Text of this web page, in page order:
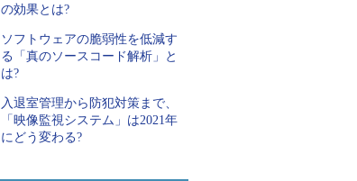
の効果とは?
ソフトウェアの脆弱性を低減す
る「真のソースコード解析」と
は?
入退室管理から防犯対策まで、
「映像監視システム」は2021年
にどう変わる?